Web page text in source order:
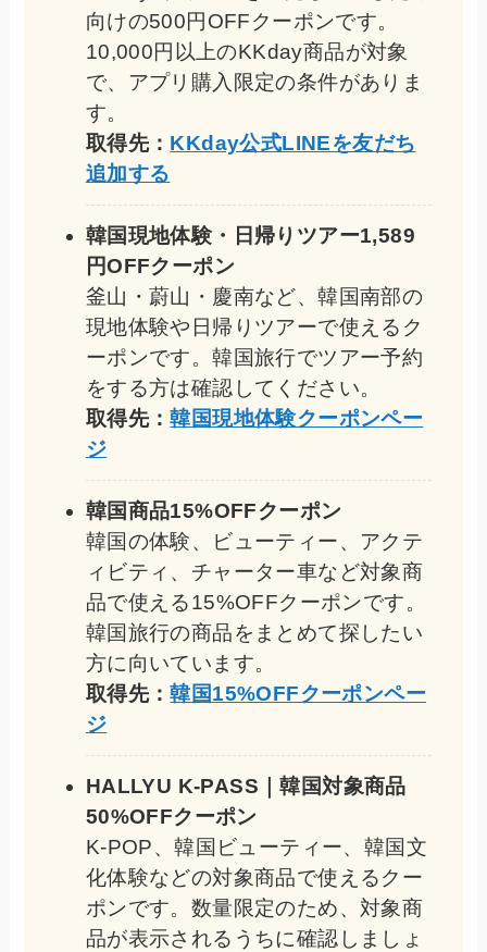
向けの500円OFFクーポンです。
10,000円以上のKKday商品が対象
で、アプリ購入限定の条件がありま
す。
取得先： KKday公式LINEを友だち
追加する
韓国現地体験・日帰りツアー1,589
円OFFクーポン
釜山・蔚山・慶南など、韓国南部の
現地体験や日帰りツアーで使えるク
ーポンです。韓国旅行でツアー予約
をする方は確認してください。
取得先：韓国現地体験クーポンペー
ジ
韓国商品15%OFFクーポン
韓国の体験、ビューティー、アクテ
ィビティ、チャーター車など対象商
品で使える15%OFFクーポンです。
韓国旅行の商品をまとめて探したい
方に向いています。
取得先：韓国15%OFFクーポンペー
ジ
HALLYU K-PASS｜韓国対象商品
50%OFFクーポン
K-POP、韓国ビューティー、韓国文
化体験などの対象商品で使えるクー
ポンです。数量限定のため、対象商
品が表示されるうちに確認しましょ